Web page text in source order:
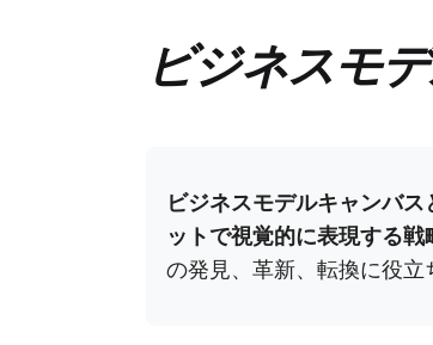
ビジネスモ
ビジネスモデルキャンバ
ットで視覚的に表現する戦
の発見、革新、転換に役立